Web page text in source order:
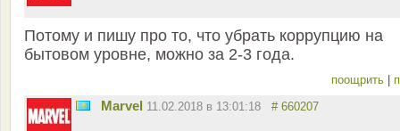
Потому и пишу про то, что убрать коррупцию на
бытовом уровне, можно за 2-3 года.
поощрить
Marvel 11.02.2018 в 13:01:18 # 660207